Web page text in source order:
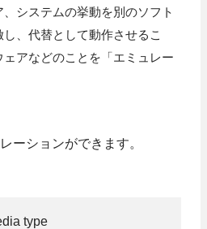
システムの挙動を別のソフト
、代替として動作させるこ
アなどのことを「エミュレー
ーションができます。
type